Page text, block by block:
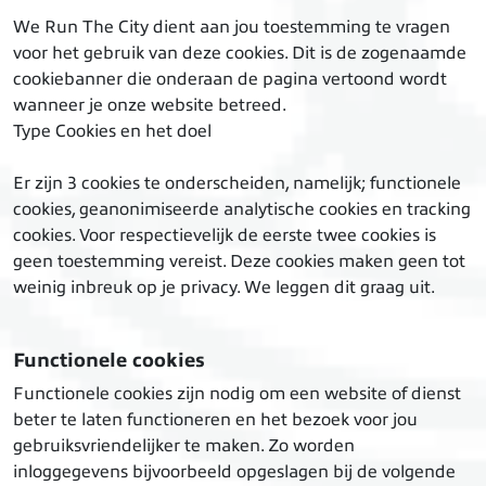
We Run The City dient aan jou toestemming te vragen
voor het gebruik van deze cookies. Dit is de zogenaamde
cookiebanner die onderaan de pagina vertoond wordt
wanneer je onze website betreed.
Type Cookies en het doel
Er zijn 3 cookies te onderscheiden, namelijk; functionele
cookies, geanonimiseerde analytische cookies en tracking
cookies. Voor respectievelijk de eerste twee cookies is
geen toestemming vereist. Deze cookies maken geen tot
weinig inbreuk op je privacy. We leggen dit graag uit.
Functionele cookies
Functionele cookies zijn nodig om een website of dienst
beter te laten functioneren en het bezoek voor jou
gebruiksvriendelijker te maken. Zo worden
inloggegevens bijvoorbeeld opgeslagen bij de volgende